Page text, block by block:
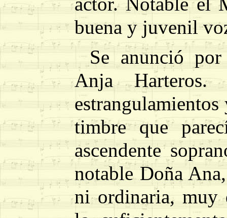
buena y juvenil
Se anunció
Anja
timbre que
ascendente
notable Doña
ni ordinaria, muy